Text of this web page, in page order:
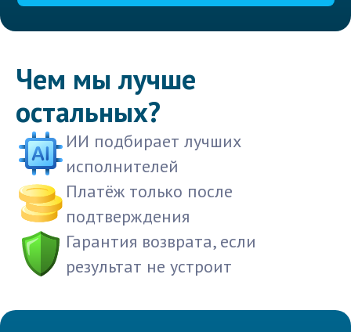
Чем мы лучше
остальных?
ИИ подбирает лучших
исполнителей
Платёж только после
подтверждения
Гарантия возврата, если
результат не устроит